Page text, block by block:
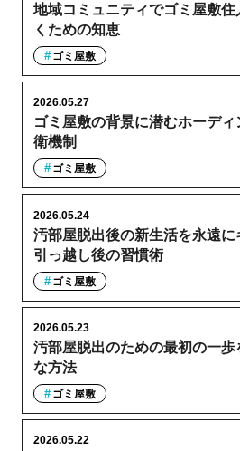
地域コミュニティでゴミ屋敷
くための知恵
ゴミ屋敷
ゴミ屋敷の背景に潜むホーデ
衛機制
2026.05.27
ゴミ屋敷
汚部屋脱出後の新生活を永遠
引っ越し後の習慣術
2026.05.24
ゴミ屋敷
汚部屋脱出のための最初の一
な方法
2026.05.23
ゴミ屋敷
2026.05.22